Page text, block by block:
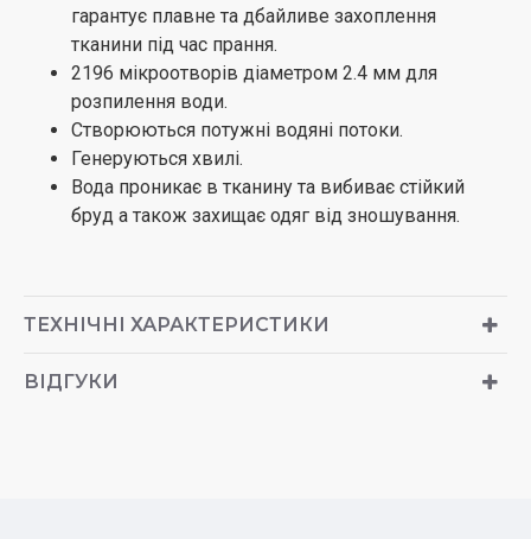
гарантує плавне та дбайливе захоплення
тканини під час прання.
2196 мікроотворів діаметром 2.4 мм для
розпилення води.
Створюються потужні водяні потоки.
Генеруються хвилі.
Вода проникає в тканину та вибиває стійкий
бруд а також захищає одяг від зношування.
ТЕХНІЧНІ ХАРАКТЕРИСТИКИ
ВІДГУКИ